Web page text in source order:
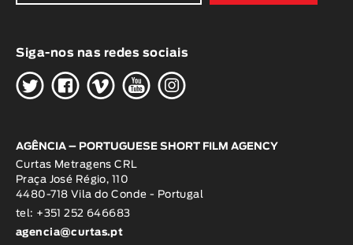
Siga-nos nas redes sociais
HGWOK
AGÊNCIA – PORTUGUESE SHORT FILM AGENCY
Curtas Metragens CRL
Praça José Régio, 110
4480-718 Vila do Conde - Portugal
tel: +351 252 646683
agencia@curtas.pt